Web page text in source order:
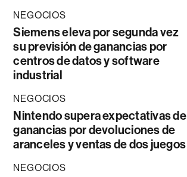
NEGOCIOS
Siemens eleva por segunda vez
su previsión de ganancias por
centros de datos y software
industrial
NEGOCIOS
Nintendo supera expectativas de
ganancias por devoluciones de
aranceles y ventas de dos juegos
NEGOCIOS